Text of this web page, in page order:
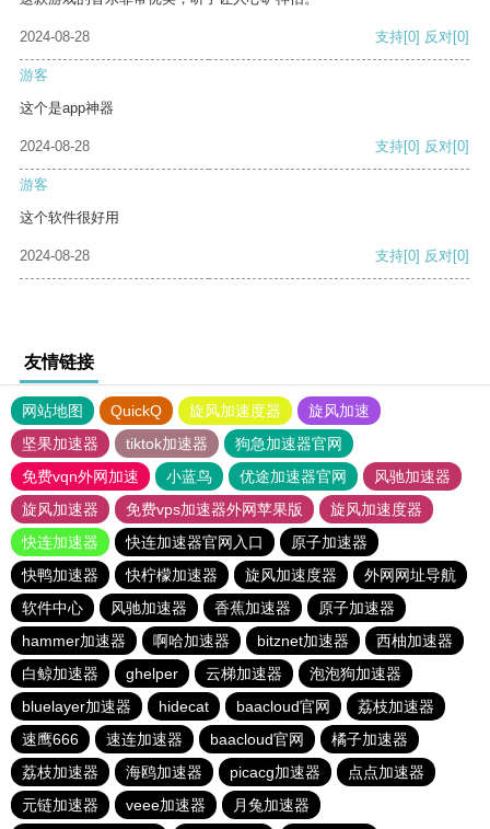
2024-08-28 支持[0] 反对[0]
游客
这个是app神器
2024-08-28 支持[0] 反对[0]
游客
这个软件很好用
2024-08-28 支持[0] 反对[0]
友情链接
网站地图 QuickQ 旋风加速度器
旋风加速
坚果加速器
tiktok加速器
狗急加速器官网
免费vqn外网加速
小蓝鸟 优途加速器官网
风驰加速器
旋风加速器
免费vps加速器外网苹果版
旋风加速度器
快连加速器
快连加速器官网入口
原子加速器
快鸭加速器
快柠檬加速器 旋风加速度器
外网网址导航
软件中心
风驰加速器 香蕉加速器
原子加速器
hammer加速器
啊哈加速器 bitznet加速器
西柚加速器
白鲸加速器
ghelper 云梯加速器
泡泡狗加速器
bluelayer加速器
hidecat baacloud官网
荔枝加速器
速鹰666
速连加速器 baacloud官网
橘子加速器
荔枝加速器
海鸥加速器 picacg加速器
点点加速器
元链加速器
veee加速器 月兔加速器